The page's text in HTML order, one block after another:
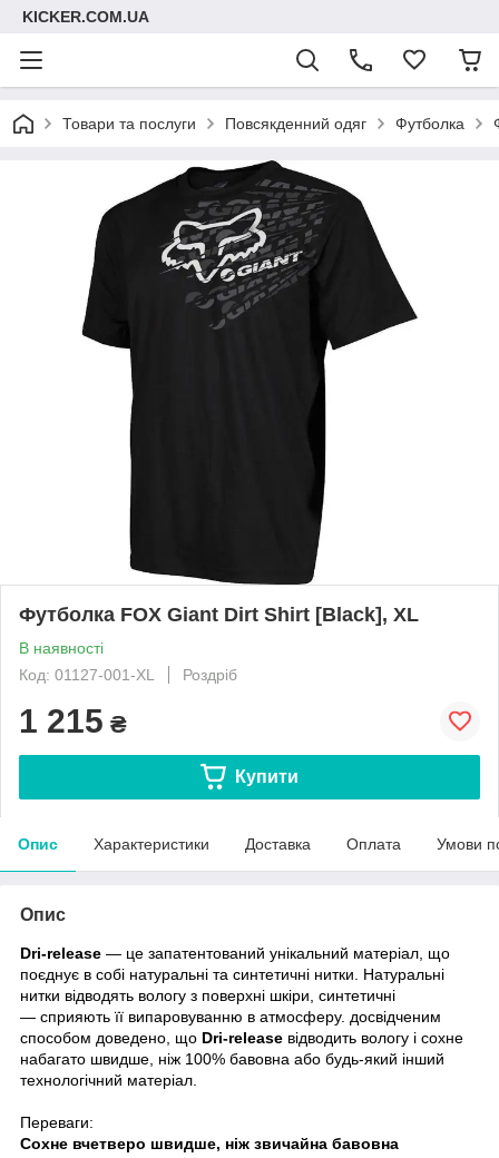
KICKER.COM.UA
Товари та послуги Повсякденний одяг Футболка
Футболка FOX Giant Dirt Shirt [Black], XL
В наявності
Код: 01127-001-XL
Роздріб
1 215 ₴
Купити
Опис Характеристики Доставка Оплата Умови
Опис
Dri-release — це запатентований унікальний матеріал, що
поєднує в собі натуральні та синтетичні нитки. Натуральні
нитки відводять вологу з поверхні шкіри, синтетичні
— сприяють її випаровуванню в атмосферу. досвідченим
способом доведено, що Dri-release відводить вологу і сохне
набагато швидше, ніж 100% бавовна або будь-який інший
технологічний матеріал.
Переваги:
Сохне вчетверо швидше, ніж звичайна бавовна